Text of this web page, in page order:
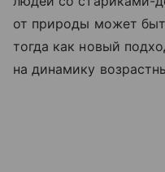
от природы может
тогда как новый
на динамику